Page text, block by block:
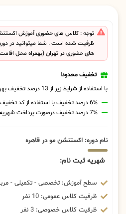
توجه : کلاس های حضوری آموزش
ظرفیت شده است . شما میتوانید در
های حضوری در تهران (بهمراه محل
تخفیف محدود!
با استفاده از شرایط زیر از 13 درصد تخفیف بهره مند شوید.
6% درصد تخفیف با استفاده از کد تخفیف 20806
7% درصد تخفیف درصورت پرداخت شهریه با رمزارز
نام دوره: اکستنشن مو در قاهره
شهریه ثبت نام:
سطح آموزش: تخصصی - تکمیلی -
ظرفیت کلاس عمومی: 10 نفر
ظرفیت کلاس خصوصی: 3 نفر